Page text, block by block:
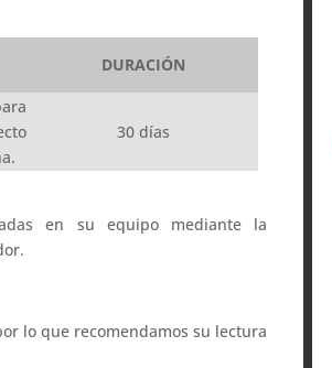
DURACIÓN
30 días
en su equipo mediante la
lo que recomendamos su lectura